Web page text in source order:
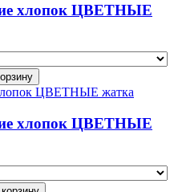
хлопок ЦВЕТНЫЕ
хлопок ЦВЕТНЫЕ